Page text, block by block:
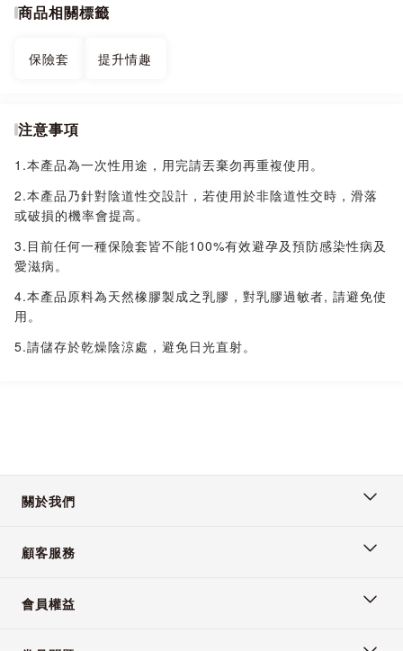
商品相關標籤
保險套 提升情趣
注意事項
1.本產品為一次性用途，用完請丟棄勿再重複使用。
2.本產品乃針對陰道性交設計，若使用於非陰道性交時，滑落
或破損的機率會提高。
3.目前任何一種保險套皆不能100%有效避孕及預防感染性病及
愛滋病。
4.本產品原料為天然橡膠製成之乳膠，對乳膠過敏者, 請避免使
用。
5.請儲存於乾燥陰涼處，避免日光直射。
關於我們
顧客服務
會員權益